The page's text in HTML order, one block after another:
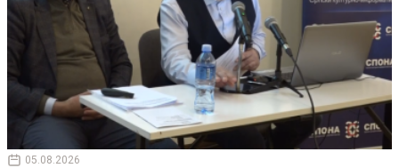
05.08.2026